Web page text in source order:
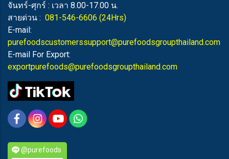
จันทร์-ศุกร์ : เวลา 8.00-17.00 น.
สายด่วน : 081-546-6606 (24Hrs)
E-mail:
purefoodscustomerssupport@purefoodsgroupthailand.com
E-mail For Export:
exportpurefoods@purefoodsgroupthailand.com
@purefoods